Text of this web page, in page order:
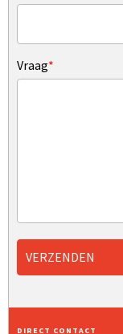
Vraag*
VERZENDEN
DIRECT CONTACT